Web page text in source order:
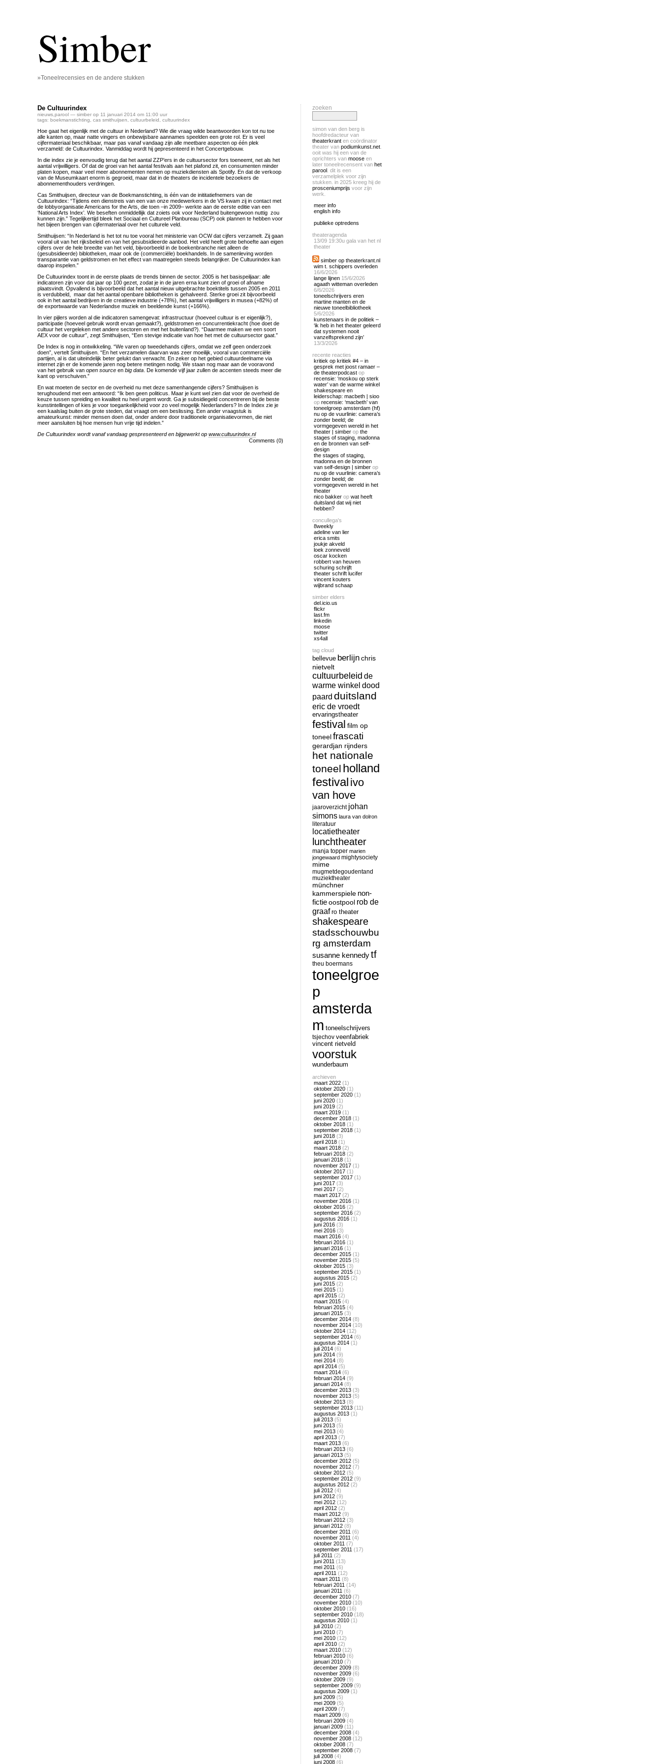
Simber
»Toneelrecensies en de andere stukken
De Cultuurindex
nieuws parool — simber op 11 januari 2014 om 11:00 uur
tags: boekmanstichting cas smithuijsen cultuurbeleid cultuurindex
Hoe gaat het eigenlijk met de cultuur in Nederland? Wie die vraag wilde beantwoorden kon tot nu toe
alle kanten op, maar natte vingers en onbewijsbare aannames speelden een grote rol. Er is veel
cijfermateriaal beschikbaar, maar pas vanaf vandaag zijn alle meetbare aspecten op één plek
verzameld: de Cultuurindex. Vanmiddag wordt hij gepresenteerd in het Concertgebouw.
In die index zie je eenvoudig terug dat het aantal ZZP’ers in de cultuursector fors toeneemt, net als het
aantal vrijwilligers. Of dat de groei van het aantal festivals aan het plafond zit, en consumenten minder
platen kopen, maar veel meer abonnementen nemen op muziekdiensten als Spotify. En dat de verkoop
van de Museumkaart enorm is gegroeid, maar dat in de theaters de incidentele bezoekers de
abonnementhouders verdringen.
Cas Smithuijsen, directeur van de Boekmanstichting, is één van de inititatiefnemers van de
Cultuurindex: “Tijdens een dienstreis van een van onze medewerkers in de VS kwam zij in contact met
de lobbyorganisatie Americans for the Arts, die toen –in 2009– werkte aan de eerste editie van een
‘National Arts Index’. We beseften onmiddellijk dat zoiets ook voor Nederland buitengewoon nuttig zou
kunnen zijn.” Tegelijkertijd bleek het Sociaal en Cultureel Planbureau (SCP) ook plannen te hebben voor
het bijeen brengen van cijfermateriaal over het culturele veld.
Smithuijsen: “In Nederland is het tot nu toe vooral het ministerie van OCW dat cijfers verzamelt. Zij gaan
vooral uit van het rijksbeleid en van het gesubsidieerde aanbod. Het veld heeft grote behoefte aan eigen
cijfers over de hele breedte van het veld, bijvoorbeeld in de boekenbranche niet alleen de
(gesubsidieerde) biblotheken, maar ook de (commerciële) boekhandels. In de samenleving worden
transparantie van geldstromen en het effect van maatregelen steeds belangrijker. De Cultuurindex kan
daarop inspelen.”
De Cultuurindex toont in de eerste plaats de trends binnen de sector. 2005 is het basispeiljaar: alle
indicatoren zijn voor dat jaar op 100 gezet, zodat je in de jaren erna kunt zien of groei of afname
plaatsvindt. Opvallend is bijvoorbeeld dat het aantal nieuw uitgebrachte boektitels tussen 2005 en 2011
is verdubbeld, maar dat het aantal openbare bibliotheken is gehalveerd. Sterke groei zit bijvoorbeeld
ook in het aantal bedrijven in de creatieve industrie (+78%), het aantal vrijwilligers in musea (+82%) of
de exportwaarde van Nederlandse muziek en beeldende kunst (+166%).
In vier pijlers worden al die indicatoren samengevat: infrastructuur (hoeveel cultuur is er eigenlijk?),
participatie (hoeveel gebruik wordt ervan gemaakt?), geldstromen en concurrentiekracht (hoe doet de
cultuur het vergeleken met andere sectoren en met het buitenland?). “Daarmee maken we een soort
AEX voor de cultuur”, zegt Smithuijsen, “Een stevige indicatie van hoe het met de cultuursector gaat.”
De Index is nog in ontwikkeling. “We varen op tweedehands cijfers, omdat we zelf geen onderzoek
doen”, vertelt Smithuijsen. “En het verzamelen daarvan was zeer moeilijk, vooral van commerciële
partijen, al is dat uiteindelijk beter gelukt dan verwacht. En zeker op het gebied cultuurdeelname via
internet zijn er de komende jaren nog betere metingen nodig. We staan nog maar aan de vooravond
van het gebruik van open source en big data . De komende vijf jaar zullen de accenten steeds meer die
kant op verschuiven.”
En wat moeten de sector en de overheid nu met deze samenhangende cijfers? Smithuijsen is
terughoudend met een antwoord: “Ik ben geen politicus. Maar je kunt wel zien dat voor de overheid de
keuze tussen spreiding en kwaliteit nu heel urgent wordt. Ga je subsidiegeld concentreren bij de beste
kunstintellingen of kies je voor toegankelijkheid voor zo veel mogelijk Nederlanders? In de Index zie je
een kaalslag buiten de grote steden, dat vraagt om een beslissing. Een ander vraagstuk is
amateurkunst: minder mensen doen dat, onder andere door traditionele organisatievormen, die niet
meer aansluiten bij hoe mensen hun vrije tijd indelen.”
De Cultuurindex wordt vanaf vandaag gespresenteerd en bijgewerkt op www.cultuurindex.nl
Comments (0)
zoeken
simon van den berg is
hoofdredacteur van
theaterkrant en coördinator
theater van podiumkunst.net
ooit was hij een van de
oprichters van moose en
later toneelrecensent van het
parool . dit is een
verzamelplek voor zijn
stukken. in 2025 kreeg hij de
prosceniumprijs voor zijn
werk.
meer info
english info
publieke optredens
theateragenda
13/09 19:30u gala van het nl
theater
simber op theaterkrant.nl
wim t. schippers overleden
16/6/2026
lange lijnen 15/6/2026
agaath witteman overleden
6/6/2026
toneelschrijvers eren
martine manten en de
nieuwe toneelbibliotheek
5/6/2026
kunstenaars in de politiek –
‘ik heb in het theater geleerd
dat systemen nooit
vanzelfsprekend zijn’
13/3/2026
recente reacties
kritiek op kritiek #4 – in
gesprek met joost ramaer –
de theaterpodcast op
recensie: ‘moskou op sterk
water’ van de warme winkel
shakespeare en
leiderschap: macbeth | sioo
op recensie: ‘macbeth’ van
toneelgroep amsterdam (hf)
nu op de vuurlinie: camera’s
zonder beeld; de
vormgegeven wereld in het
theater | simber op the
stages of staging, madonna
en de bronnen van self-
design
the stages of staging,
madonna en de bronnen
van self-design | simber op
nu op de vuurlinie: camera’s
zonder beeld; de
vormgegeven wereld in het
theater
nico bakker op wat heeft
duitsland dat wij niet
hebben?
concullega's
8weekly
adeline van lier
erica smits
joukje akveld
loek zonneveld
oscar kocken
robbert van heuven
schuring schrijft
theater schrift lucifer
vincent kouters
wijbrand schaap
simber elders
del.icio.us
flickr
last.fm
linkedin
moose
twitter
xs4all
tag cloud
bellevue berlijnchris
nietvelt
cultuurbeleid de
warme winkel dood
paard duitsland
eric de vroedt
ervaringstheater
festival film op
toneelfrascati
gerardjan rijnders
het nationale
toneel holland
festival ivo
van hove
jaaroverzicht johan
simons laura van dolron
literatuur
locatietheater
lunchtheater
manja topper marien
jongewaard mightysociety
mime
mugmetdegoudentand
muziektheater
münchner
kammerspiele non-
fictieoostpool rob de
graaf ro theater
shakespeare
stadsschouwbu
rg amsterdam
susanne kennedytf
theu boermans
toneelgroe
p
amsterda
m toneelschrijvers
tsjechov veenfabriek
vincent rietveld
voorstuk
wunderbaum
archieven
maart 2022 (1)
oktober 2020 (1)
september 2020 (1)
juni 2020 (1)
juni 2019 (2)
maart 2019 (1)
december 2018 (1)
oktober 2018 (1)
september 2018 (1)
juni 2018 (3)
april 2018 (1)
maart 2018 (2)
februari 2018 (2)
januari 2018 (1)
november 2017 (1)
oktober 2017 (1)
september 2017 (1)
juni 2017 (3)
mei 2017 (2)
maart 2017 (2)
november 2016 (1)
oktober 2016 (2)
september 2016 (2)
augustus 2016 (1)
juni 2016 (3)
mei 2016 (3)
maart 2016 (4)
februari 2016 (1)
januari 2016 (1)
december 2015 (1)
november 2015 (5)
oktober 2015 (3)
september 2015 (1)
augustus 2015 (2)
juni 2015 (2)
mei 2015 (1)
april 2015 (2)
maart 2015 (4)
februari 2015 (4)
januari 2015 (3)
december 2014 (8)
november 2014 (10)
oktober 2014 (12)
september 2014 (6)
augustus 2014 (1)
juli 2014 (6)
juni 2014 (9)
mei 2014 (8)
april 2014 (5)
maart 2014 (6)
februari 2014 (9)
januari 2014 (8)
december 2013 (3)
november 2013 (5)
oktober 2013 (8)
september 2013 (11)
augustus 2013 (1)
juli 2013 (5)
juni 2013 (5)
mei 2013 (4)
april 2013 (7)
maart 2013 (6)
februari 2013 (6)
januari 2013 (5)
december 2012 (5)
november 2012 (7)
oktober 2012 (5)
september 2012 (9)
augustus 2012 (2)
juli 2012 (4)
juni 2012 (9)
mei 2012 (12)
april 2012 (2)
maart 2012 (9)
februari 2012 (3)
januari 2012 (8)
december 2011 (6)
november 2011 (4)
oktober 2011 (7)
september 2011 (17)
juli 2011 (2)
juni 2011 (13)
mei 2011 (6)
april 2011 (12)
maart 2011 (8)
februari 2011 (14)
januari 2011 (6)
december 2010 (7)
november 2010 (10)
oktober 2010 (16)
september 2010 (18)
augustus 2010 (1)
juli 2010 (2)
juni 2010 (7)
mei 2010 (12)
april 2010 (2)
maart 2010 (12)
februari 2010 (6)
januari 2010 (7)
december 2009 (8)
november 2009 (6)
oktober 2009 (9)
september 2009 (9)
augustus 2009 (1)
juni 2009 (5)
mei 2009 (5)
april 2009 (7)
maart 2009 (6)
februari 2009 (4)
januari 2009 (11)
december 2008 (4)
november 2008 (12)
oktober 2008 (7)
september 2008 (7)
juli 2008 (4)
juni 2008 (6)